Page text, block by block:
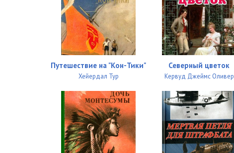
0026
0027
0028
0029
0031
0032
0033
Путешествие на "Кон-Тики"
Хейердал Тур
Северный цветок
Кервуд Джеймс Оливер